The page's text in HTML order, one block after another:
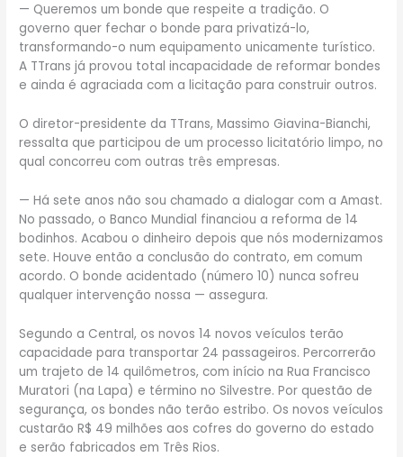
— Queremos um bonde que respeite a tradição. O
governo quer fechar o bonde para privatizá-lo,
transformando-o num equipamento unicamente turístico.
A TTrans já provou total incapacidade de reformar bondes
e ainda é agraciada com a licitação para construir outros.
O diretor-presidente da TTrans, Massimo Giavina-Bianchi,
ressalta que participou de um processo licitatório limpo, no
qual concorreu com outras três empresas.
— Há sete anos não sou chamado a dialogar com a Amast.
No passado, o Banco Mundial financiou a reforma de 14
bodinhos. Acabou o dinheiro depois que nós modernizamos
sete. Houve então a conclusão do contrato, em comum
acordo. O bonde acidentado (número 10) nunca sofreu
qualquer intervenção nossa — assegura.
Segundo a Central, os novos 14 novos veículos terão
capacidade para transportar 24 passageiros. Percorrerão
um trajeto de 14 quilômetros, com início na Rua Francisco
Muratori (na Lapa) e término no Silvestre. Por questão de
segurança, os bondes não terão estribo. Os novos veículos
custarão R$ 49 milhões aos cofres do governo do estado
e serão fabricados em Três Rios.